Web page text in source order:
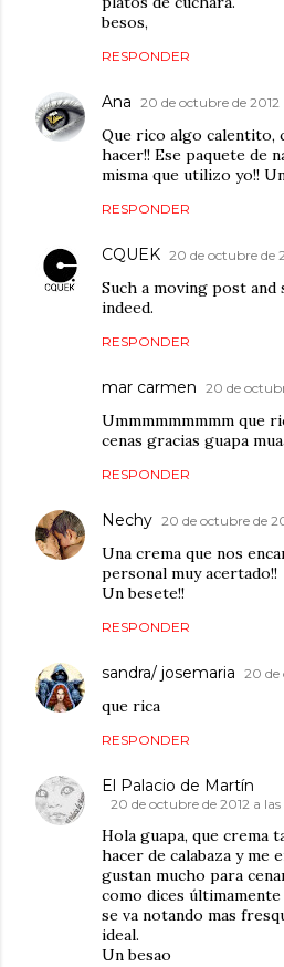
besos,
RESPONDER
Ana 20 de octubre de 2012
Que rico algo calentito,
hacer!! Ese paquete de
misma que utilizo yo!!
RESPONDER
CQUEK 20 de octubre de
Such a moving post
indeed.
RESPONDER
mar carmen 20 de
Ummmmmmmmm que
cenas gracias guapa
RESPONDER
Nechy 20 de octubre de
Una crema que nos
personal muy acertado!!
Un besete!!
RESPONDER
sandra/ josemaria 20 de
que rica
RESPONDER
El Palacio de Martín
20 de octubre de 2012 a las
Hola guapa, que crema
hacer de calabaza y me
gustan mucho para
como dices
se va notando mas
ideal.
Un besao